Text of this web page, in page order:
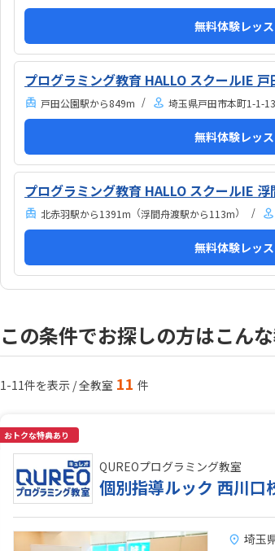
無料体験レッ
プログラミング教育 HALLO スクールIE
戸田公園駅から849m 埼玉県戸田市本町1-1-
無料体験レッ
プログラミング教育 HALLO スクールIE
北赤羽駅から1391m （浮間舟渡駅から113m）
無料体験レッ
この条件でお探しの方はこん
1-11件を表示 / 全教室 11 件
おトクな特典あり
QUREOプログラミング教室
個別指導ルック 西川口
埼玉